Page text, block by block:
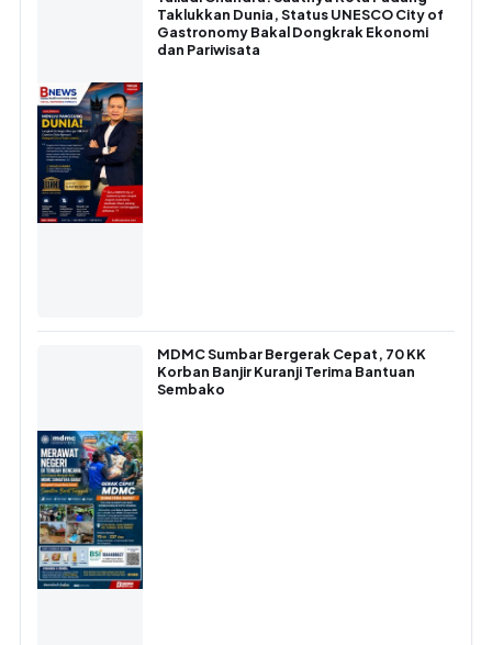
Taklukkan Dunia, Status UNESCO City of
Gastronomy Bakal Dongkrak Ekonomi
dan Pariwisata
MDMC Sumbar Bergerak Cepat, 70 KK
Korban Banjir Kuranji Terima Bantuan
Sembako